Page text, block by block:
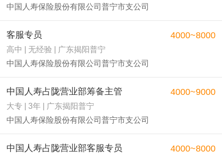
中国人寿保险股份有限公司普宁市支公司
客服专员
高中 | 无经验 | 广东揭阳普宁
中国人寿保险股份有限公司普宁市支公司
4000~8000
中国人寿占陇营业部筹备主管
大专 | 3年 | 广东揭阳普宁
中国人寿保险股份有限公司普宁市支公司
4000~9000
中国人寿占陇营业部客服专员 4000~8000